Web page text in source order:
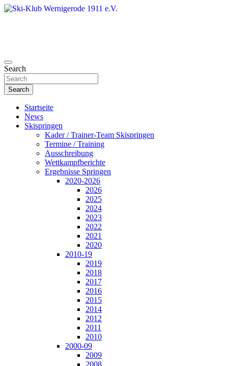
Skip
Ski-Klub Wernigerode 1911 e.V.
Search
Search
Startseite
News
Skispringen
Kader / Trainer-Team Skispringen
Termine / Training
Ausschreibung
Wettkampfberichte
Ergebnisse Springen
2020-2026
2026
2025
2024
2023
2022
2021
2020
2010-19
2019
2018
2017
2016
2015
2014
2012
2011
2010
2000-09
2009
2008